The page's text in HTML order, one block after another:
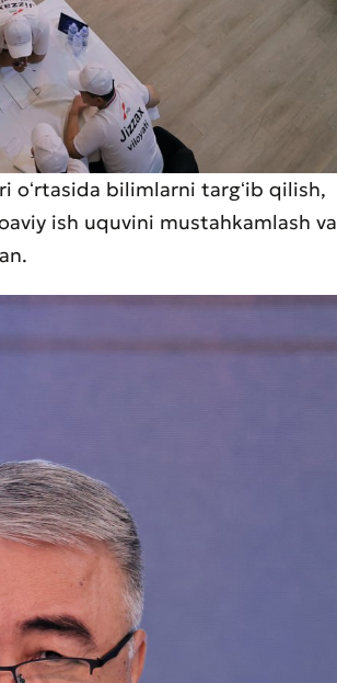
oʻrtasida bilimlarni targʻib qilish,
ish uquvini mustahkamlash va